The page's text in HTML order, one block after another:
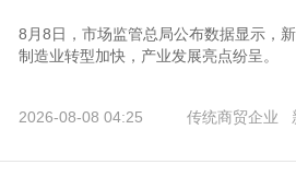
8月8日，市场监管总局公布数据显示，
制造业转型加快，产业发展亮点纷呈。
2026-08-08 04:25 传统商贸企业